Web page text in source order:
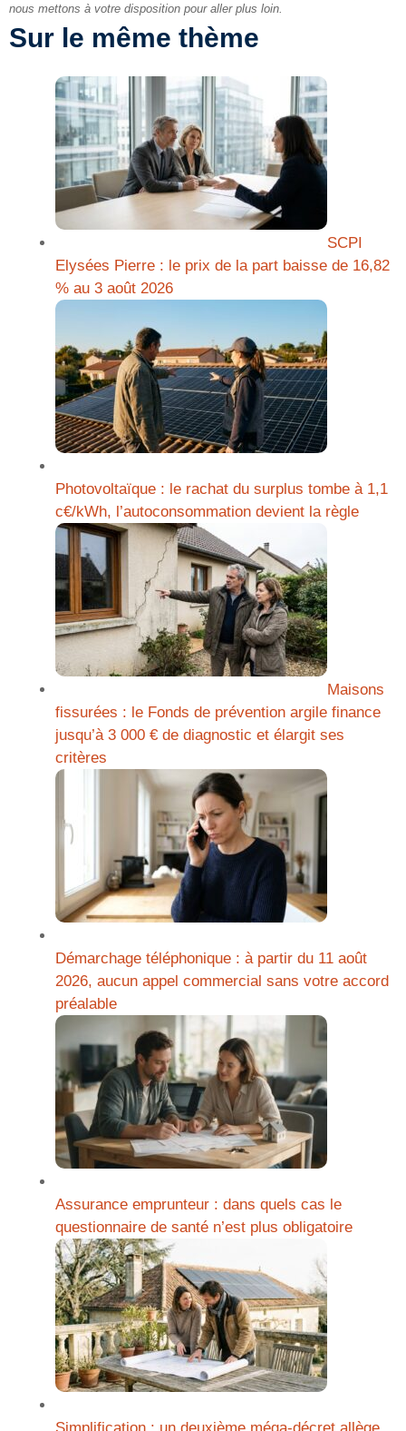
nous mettons à votre disposition pour aller plus loin.
Sur le même thème
SCPI
Elysées Pierre : le prix de la part baisse de 16,82
% au 3 août 2026
Photovoltaïque : le rachat du surplus tombe à 1,1
c€/kWh, l’autoconsommation devient la règle
Maisons
fissurées : le Fonds de prévention argile finance
jusqu’à 3 000 € de diagnostic et élargit ses
critères
Démarchage téléphonique : à partir du 11 août
2026, aucun appel commercial sans votre accord
préalable
Assurance emprunteur : dans quels cas le
questionnaire de santé n’est plus obligatoire